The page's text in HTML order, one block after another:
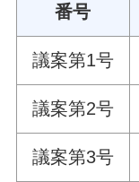
番号
議案第1号
議案第2号
議案第3号